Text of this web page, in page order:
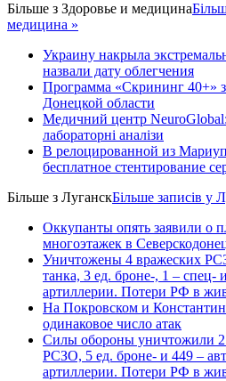
Більше з Здоровье и медицина
медицина »
Украину накрыла
назвали дату облегчения
Программа «Скрининг 40+»
Донецкой области
Медичний центр NeuroGlobal:
лабораторні аналізи
В релоцированной из
бесплатное стентирование
Більше з ЛуганскБільше записів у
Оккупанты опять заявили о
многоэтажек в
Уничтожены 4 вражеских
танка, 3 ед. броне-, 1 – спец-
артиллерии. Потери РФ в
На Покровском и
одинаковое число атак
Силы обороны уничтожили 2
РСЗО, 5 ед. броне- и 449 –
артиллерии. Потери РФ в